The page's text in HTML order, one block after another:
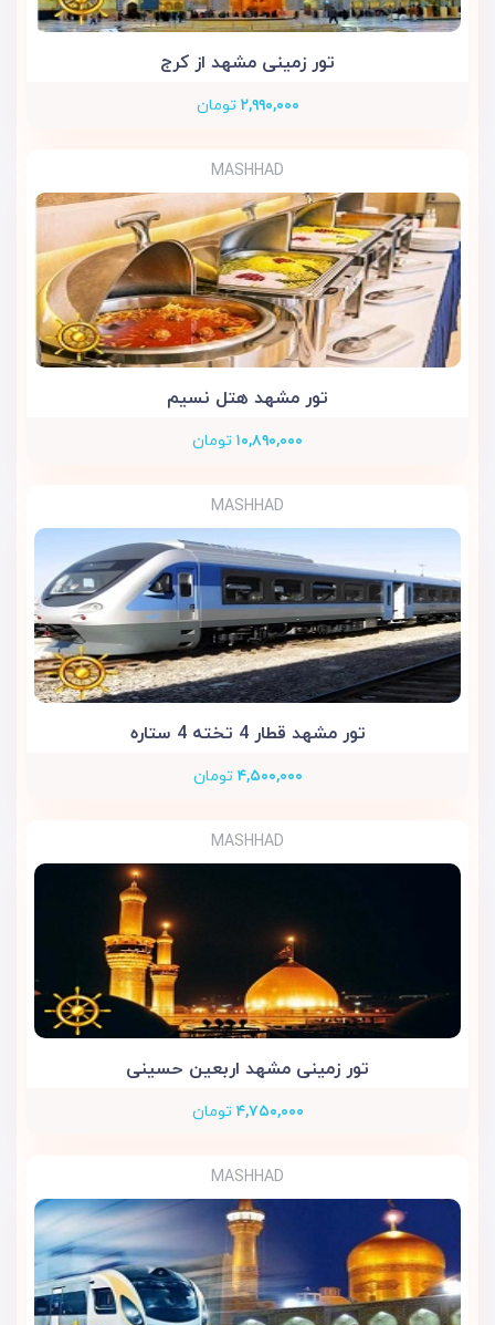
تور زمینی مشهد از کرج
۲,۹۹۰,۰۰۰ تومان
MASHHAD
تور مشهد هتل نسیم
۱۰,۸۹۰,۰۰۰ تومان
MASHHAD
تور مشهد قطار 4 تخته 4 ستاره
۴,۵۰۰,۰۰۰ تومان
MASHHAD
تور زمینی مشهد اربعین حسینی
۴,۷۵۰,۰۰۰ تومان
MASHHAD